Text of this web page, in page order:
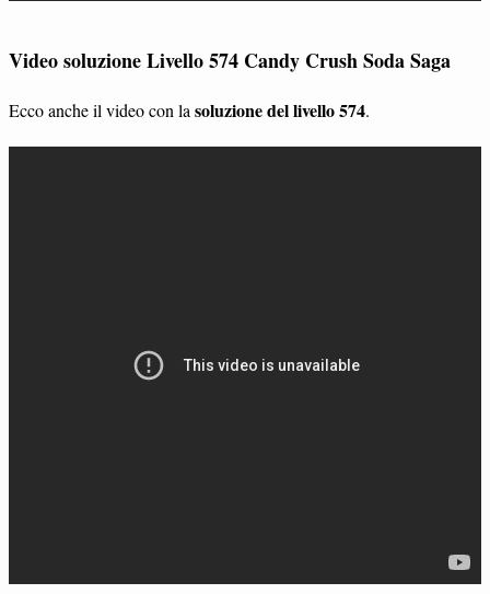
Video soluzione Livello 574 Candy Crush Soda Saga
Ecco anche il video con la soluzione del livello 574.